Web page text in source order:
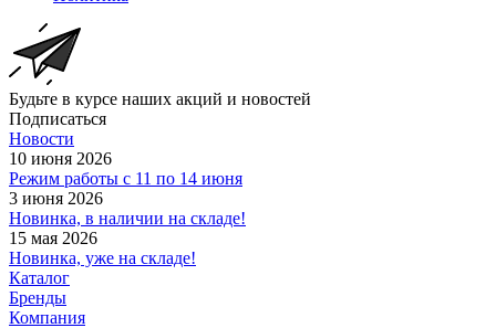
Будьте в курсе наших акций и новостей
Подписаться
Новости
10 июня 2026
Режим работы с 11 по 14 июня
3 июня 2026
Новинка, в наличии на складе!
15 мая 2026
Новинка, уже на складе!
Каталог
Бренды
Компания